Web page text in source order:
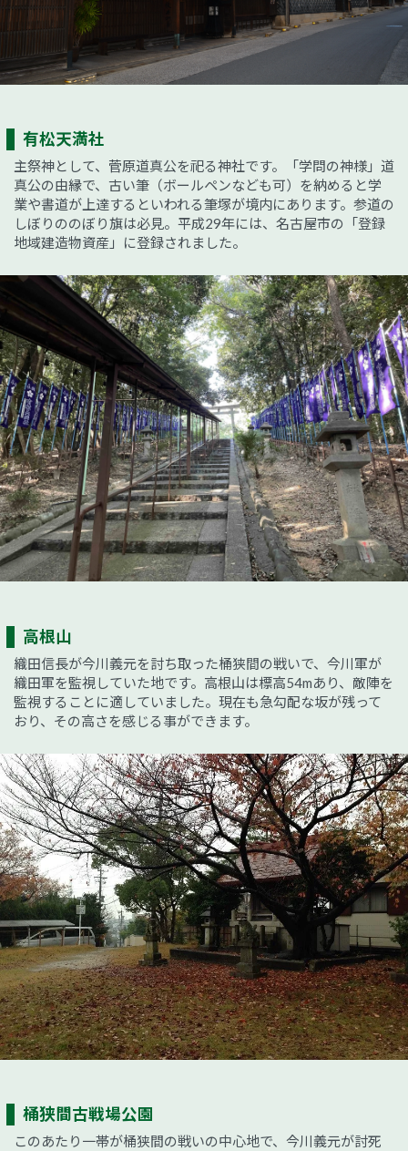
有松天満社
主祭神として、菅原道真公を祀る神社です。「学問の神様」道
真公の由縁で、古い筆（ボールペンなども可）を納めると学
業や書道が上達するといわれる筆塚が境内にあります。参道の
しぼりののぼり旗は必見。平成29年には、名古屋市の「登録
地域建造物資産」に登録されました。
高根山
織田信長が今川義元を討ち取った桶狭間の戦いで、今川軍が
織田軍を監視していた地です。高根山は標高54mあり、敵陣を
監視することに適していました。現在も急勾配な坂が残って
おり、その高さを感じる事ができます。
桶狭間古戦場公園
このあたり一帯が桶狭間の戦いの中心地で、今川義元が討死